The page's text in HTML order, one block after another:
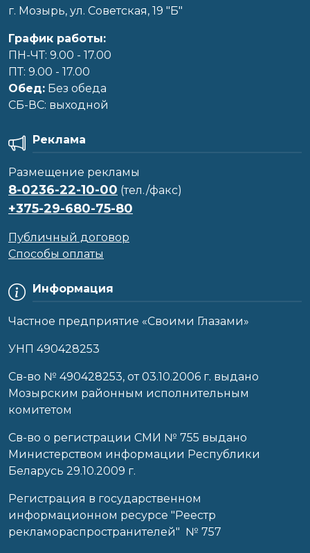
г. Мозырь, ул. Советская, 19 "Б"
График работы:
ПН-ЧТ: 9.00 - 17.00
ПТ: 9.00 - 17.00
Обед: Без обеда
CБ-ВС: выходной
Информация
Частное предприятие «Своими Глазами»
УНП 490428253
Cв-во № 490428253, от 03.10.2006 г. выдано
Мозырским районным исполнительным
комитетом
Св-во о регистрации СМИ № 755 выдано
Министерством информации Республики
Беларусь 29.10.2009 г.
Регистрация в государственном
информационном ресурсе "Реестр
рекламораспространителей" № 757
Реклама
Размещение рекламы
8-0236-22-10-00 (тел./факс)
+375-29-680-75-80
Публичный договор
Способы оплаты